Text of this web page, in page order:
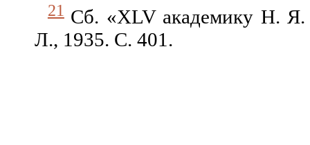
21 Сб. «XLVакадемику Н.
Л., 1935. С. 401.